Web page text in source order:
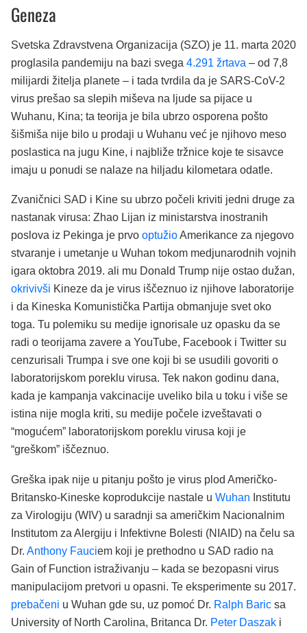
Geneza
Svetska Zdravstvena Organizacija (SZO) je 11. marta 2020
proglasila pandemiju na bazi svega 4.291 žrtava – od 7,8
milijardi žitelja planete – i tada tvrdila da je SARS-CoV-2
virus prešao sa slepih miševa na ljude sa pijace u
Wuhanu, Kina; ta teorija je bila ubrzo osporena pošto
šišmiša nije bilo u prodaji u Wuhanu već je njihovo meso
poslastica na jugu Kine, i najbliže tržnice koje te sisavce
imaju u ponudi se nalaze na hiljadu kilometara odatle.
Zvaničnici SAD i Kine su ubrzo počeli kriviti jedni druge za
nastanak virusa: Zhao Lijan iz ministarstva inostranih
poslova iz Pekinga je prvo optužioAmerikance za njegovo
stvaranje i umetanje u Wuhan tokom medjunarodnih vojnih
igara oktobra 2019. ali mu Donald Trump nije ostao dužan,
okrivivši Kineze da je virus iščeznuo iz njihove laboratorije
i da Kineska Komunistička Partija obmanjuje svet oko
toga. Tu polemiku su medije ignorisale uz opasku da se
radi o teorijama zavere a YouTube, Facebook i Twitter su
cenzurisali Trumpa i sve one koji bi se usudili govoriti o
laboratorijskom poreklu virusa. Tek nakon godinu dana,
kada je kampanja vakcinacije uveliko bila u toku i više se
istina nije mogla kriti, su medije počele izveštavati o
“mogućem” laboratorijskom poreklu virusa koji je
“greškom” iščeznuo.
Greška ipak nije u pitanju pošto je virus plod Američko-
Britansko-Kineske koprodukcije nastale u Wuhan Institutu
za Virologiju (WIV) u saradnji sa američkim Nacionalnim
Institutom za Alergiju i Infektivne Bolesti (NIAID) na čelu sa
Dr. Anthony Fauciem koji je prethodno u SAD radio na
Gain of Function istraživanju – kada se bezopasni virus
manipulacijom pretvori u opasni. Te eksperimente su 2017.
prebačeni u Wuhan gde su, uz pomoć Dr. Ralph Baric sa
University of North Carolina, Britanca Dr. Peter Daszak i